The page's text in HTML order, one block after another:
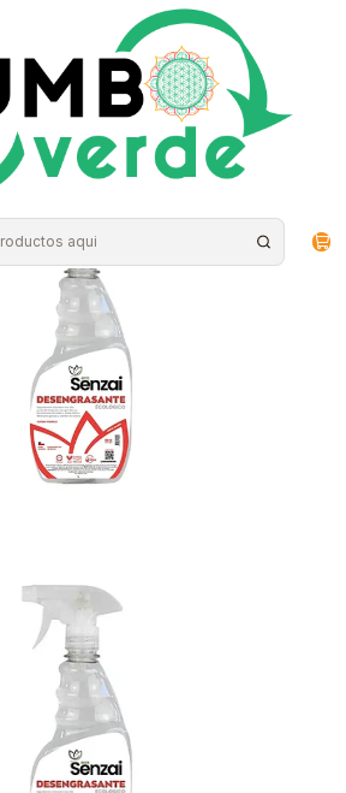
sobre los 59.990 en la provincia de Santiago